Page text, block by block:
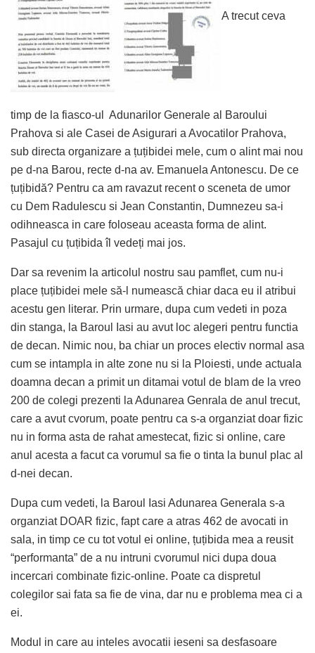
A trecut ceva
timp de la fiasco-ul Adunarilor Generale al Baroului
Prahova si ale Casei de Asigurari a Avocatilor Prahova,
sub directa organizare a țuțibidei mele, cum o alint mai nou
pe d-na Barou, recte d-na av. Emanuela Antonescu. De ce
țuțibidă? Pentru ca am ravazut recent o sceneta de umor
cu Dem Radulescu si Jean Constantin, Dumnezeu sa-i
odihneasca in care foloseau aceasta forma de alint.
Pasajul cu țuțibida îl vedeți mai jos.
Dar sa revenim la articolul nostru sau pamflet, cum nu-i
place țuțibidei mele să-l numească chiar daca eu il atribui
acestu gen literar. Prin urmare, dupa cum vedeti in poza
din stanga, la Baroul Iasi au avut loc alegeri pentru functia
de decan. Nimic nou, ba chiar un proces electiv normal asa
cum se intampla in alte zone nu si la Ploiesti, unde actuala
doamna decan a primit un ditamai votul de blam de la vreo
200 de colegi prezenti la Adunarea Genrala de anul trecut,
care a avut cvorum, poate pentru ca s-a organziat doar fizic
nu in forma asta de rahat amestecat, fizic si online, care
anul acesta a facut ca vorumul sa fie o tinta la bunul plac al
d-nei decan.
Dupa cum vedeti, la Baroul Iasi Adunarea Generala s-a
organziat DOAR fizic, fapt care a atras 462 de avocati in
sala, in timp ce cu tot votul ei online, țuțibida mea a reusit
“performanta” de a nu intruni cvorumul nici dupa doua
incercari combinate fizic-online. Poate ca dispretul
colegilor sai fata sa fie de vina, dar nu e problema mea ci a
ei.
Modul in care au inteles avocatii ieseni sa desfasoare